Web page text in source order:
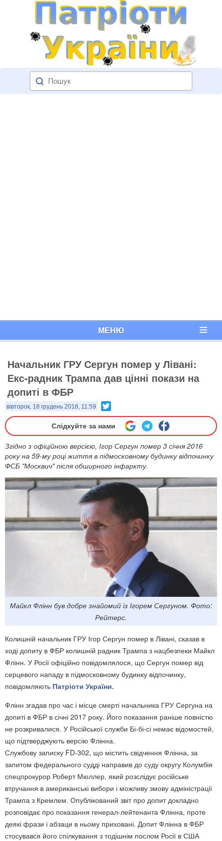
МЕНЮ
Начальник ГРУ Сергун помер у Лівані:
Екс-радник Трампа дав цінні покази на
допиті в ФБР
вівторок, 18 грудень 2018, 11:59
Слідкуйте за нами
Згідно з офіційною версією, Ігор Сергун помер 3 січня 2016
року на 59-му році життя в підмосковному будинку відпочинку
ФСБ "Москвич" після обширного інфаркту.
Майкл Флінн був добре знайомий із Ігорем Сергуном. Фото:
Рейтерс.
Колишній начальник ГРУ Ігор Сергун помер в Лівані, сказав в
ході допиту в ФБР колишній радник Трампа з нацбезпеки Майкл
Флінн. У Росії офіційно повідомлялося, що Сергун помер від
серцевого нападу в підмосковному будинку відпочинку,
повідомляють Патріоти України.
Флінн згадав про час і місце смерті начальника ГРУ Сергуна на
допиті в ФБР в січні 2017 року. Його показання раніше повністю
не розкривалися. У Російської служби Бі-бі-сі немає відомостей,
що підтверджують версію Флінна.
Службову записку FD-302, що містить свідчення Флінна, за
запитом федерального судді направив до суду округу Колумбія
спецпрокурор Роберт Мюллер, який розслідує російське
втручання в американські вибори і можливу змову адміністрації
Трампа з Кремлем. Опублікований звіт про допит докладно
розповідає про показання генерал-лейтенанта Флінна, проте
деякі фрази і абзаци в ньому приховані. Допит Флінна в ФБР
стосувався його спілкування з тодішнім послом Росії в США